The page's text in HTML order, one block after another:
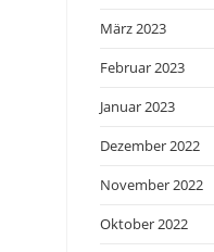
März 2023
Februar 2023
Januar 2023
Dezember 2022
November 2022
Oktober 2022